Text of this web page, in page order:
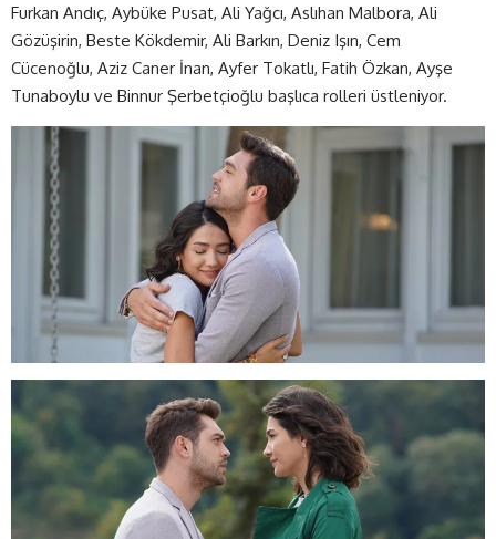
Furkan Andıç, Aybüke Pusat, Ali Yağcı, Aslıhan Malbora, Ali
Gözüşirin, Beste Kökdemir, Ali Barkın, Deniz Işın, Cem
Cücenoğlu, Aziz Caner İnan, Ayfer Tokatlı, Fatih Özkan, Ayşe
Tunaboylu ve Binnur Şerbetçioğlu başlıca rolleri üstleniyor.